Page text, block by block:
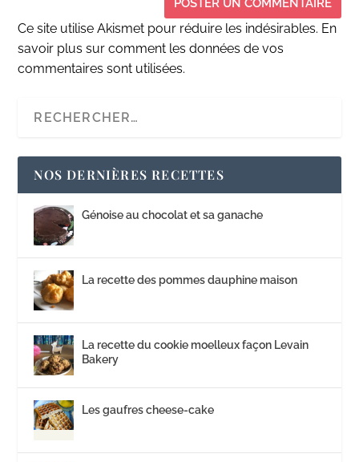
Ce site utilise Akismet pour réduire les indésirables. En
savoir plus sur comment les données de vos
commentaires sont utilisées.
NOS DERNIÈRES RECETTES
Génoise au chocolat et sa ganache
La recette des pommes dauphine maison
La recette du cookie moelleux façon Levain
Bakery
Les gaufres cheese-cake